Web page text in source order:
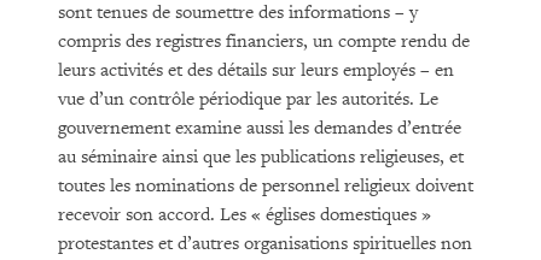
sont tenues de soumettre des informations – y
compris des registres financiers, un compte rendu de
leurs activités et des détails sur leurs employés – en
vue d’un contrôle périodique par les autorités. Le
gouvernement examine aussi les demandes d’entrée
au séminaire ainsi que les publications religieuses, et
toutes les nominations de personnel religieux doivent
recevoir son accord. Les « églises domestiques »
protestantes et d’autres organisations spirituelles non